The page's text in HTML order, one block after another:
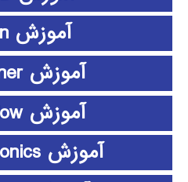
آموزش python
آموزش rapidminer
آموزش ShowFlow
آموزش SimElectronics